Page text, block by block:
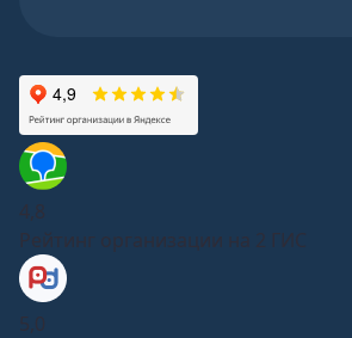
4,8
Рейтинг организации на 2 ГИС
5,0